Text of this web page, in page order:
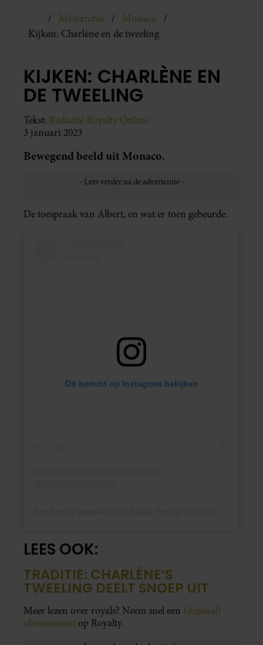
Monarchie
Monaco
Kijken: Charlène en de tweeling
KIJKEN: CHARLÈNE EN
DE TWEELING
Tekst: Redactie Royalty Online
3 januari 2023
Bewegend beeld uit Monaco.
De toespraak van Albert, en wat er toen gebeurde.
Dit bericht op Instagram bekijken
LEES OOK:
TRADITIE: CHARLÈNE’S
TWEELING DEELT SNOEP UIT
Meer lezen over royals? Neem snel een (digitaal)
abonnement op Royalty.